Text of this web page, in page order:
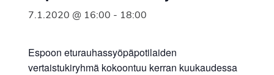
Suomen
7.1.2020 @ 16:00 - 18:00
Espoon eturauhassyöpäpotilaiden
vertaistukiryhmä kokoontuu kerran kuukaudessa